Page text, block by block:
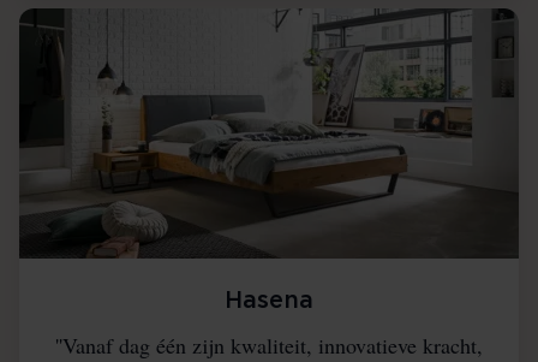
Hasena
''Vanaf dag één zijn kwaliteit, innovatieve kracht,